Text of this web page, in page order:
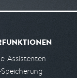
Assistenten